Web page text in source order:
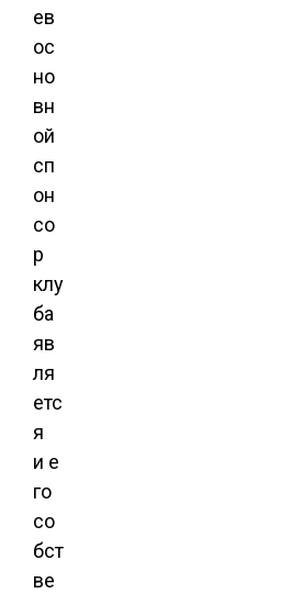
ев
ос
но
вн
ой
сп
он
со
р
клу
ба
яв
ля
етс
я
и е
го
со
бст
ве